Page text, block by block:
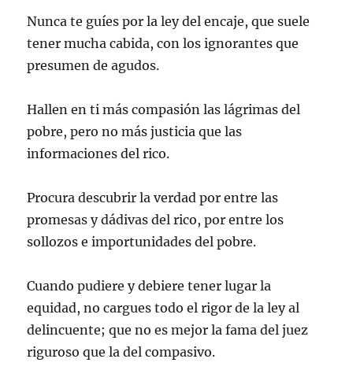
Nunca te guíes por la ley del encaje, que suele
tener mucha cabida, con los ignorantes que
presumen de agudos.
Hallen en ti más compasión las lágrimas del
pobre, pero no más justicia que las
informaciones del rico.
Procura descubrir la verdad por entre las
promesas y dádivas del rico, por entre los
sollozos e importunidades del pobre.
Cuando pudiere y debiere tener lugar la
equidad, no cargues todo el rigor de la ley al
delincuente; que no es mejor la fama del juez
riguroso que la del compasivo.